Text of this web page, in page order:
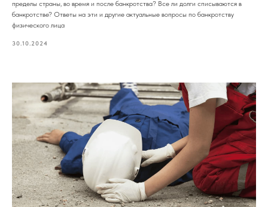
пределы страны, во время и после банкротства? Все ли долги списываются в
банкротстве? Ответы на эти и другие актуальные вопросы по банкротству
физического лица
30.10.2024